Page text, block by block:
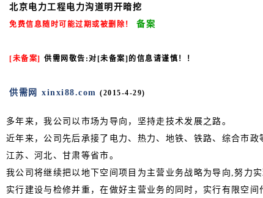
北京电力工程电力沟道明开暗挖
免费信息随时可能过期或被删除！ 备案
[未备案] 供需网敬告 :对[未备案]的信息请谨慎！！
供需网 xinxi88.com (2015-4-29)
多年来，我公司以市场为导向，坚持走技术发展之路。
近年来，公司先后承接了电力、热力、地铁、铁路、综合市
江苏、河北、甘肃等省市。
我公司将继续把以地下空间项目为主营业务战略为导向,努力
实行建设与检修并重，在做好主营业务的同时，实行有限空